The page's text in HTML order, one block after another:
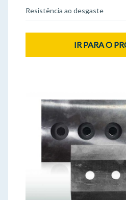
Resistência ao desgaste
IR PARA O